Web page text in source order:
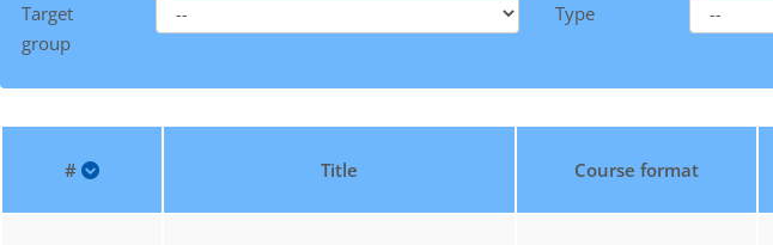
Target
group
Type
# Title Course format